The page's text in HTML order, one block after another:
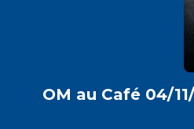
OM au Café 04/